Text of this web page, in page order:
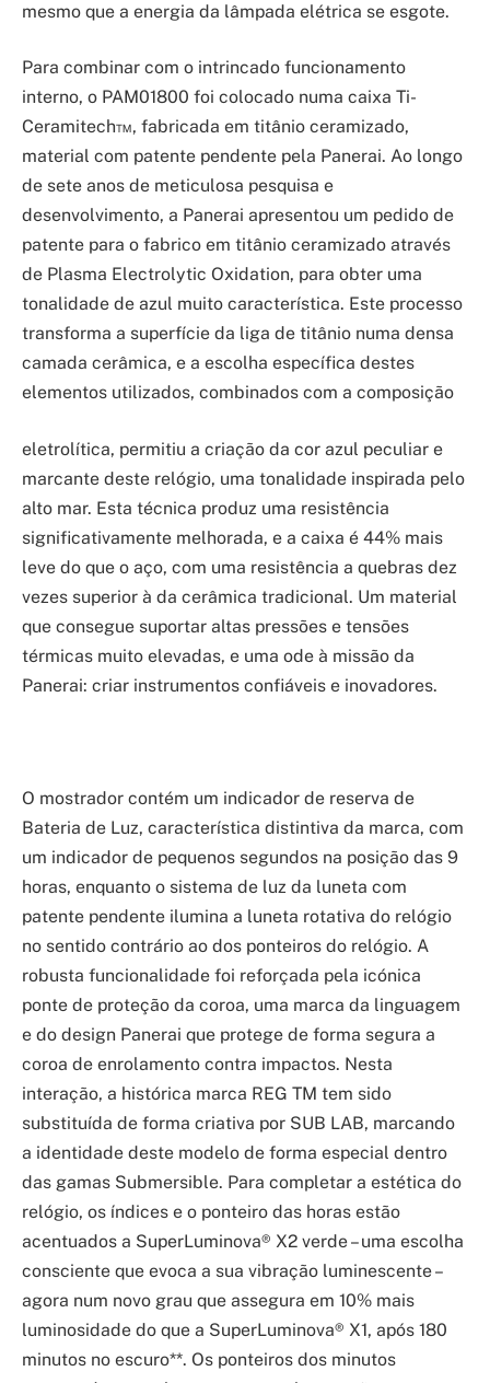
mesmo que a energia da lâmpada elétrica se esgote.
Para combinar com o intrincado funcionamento
interno, o PAM01800 foi colocado numa caixa Ti-
Ceramitech™, fabricada em titânio ceramizado,
material com patente pendente pela Panerai. Ao longo
de sete anos de meticulosa pesquisa e
desenvolvimento, a Panerai apresentou um pedido de
patente para o fabrico em titânio ceramizado através
de Plasma Electrolytic Oxidation, para obter uma
tonalidade de azul muito característica. Este processo
transforma a superfície da liga de titânio numa densa
camada cerâmica, e a escolha específica destes
elementos utilizados, combinados com a composição
eletrolítica, permitiu a criação da cor azul peculiar e
marcante deste relógio, uma tonalidade inspirada pelo
alto mar. Esta técnica produz uma resistência
significativamente melhorada, e a caixa é 44% mais
leve do que o aço, com uma resistência a quebras dez
vezes superior à da cerâmica tradicional. Um material
que consegue suportar altas pressões e tensões
térmicas muito elevadas, e uma ode à missão da
Panerai: criar instrumentos confiáveis e inovadores.
O mostrador contém um indicador de reserva de
Bateria de Luz, característica distintiva da marca, com
um indicador de pequenos segundos na posição das 9
horas, enquanto o sistema de luz da luneta com
patente pendente ilumina a luneta rotativa do relógio
no sentido contrário ao dos ponteiros do relógio. A
robusta funcionalidade foi reforçada pela icónica
ponte de proteção da coroa, uma marca da linguagem
e do design Panerai que protege de forma segura a
coroa de enrolamento contra impactos. Nesta
interação, a histórica marca REG TM tem sido
substituída de forma criativa por SUB LAB, marcando
a identidade deste modelo de forma especial dentro
das gamas Submersible. Para completar a estética do
relógio, os índices e o ponteiro das horas estão
acentuados a SuperLuminova® X2 verde – uma escolha
consciente que evoca a sua vibração luminescente –
agora num novo grau que assegura em 10% mais
luminosidade do que a SuperLuminova® X1, após 180
minutos no escuro**. Os ponteiros dos minutos